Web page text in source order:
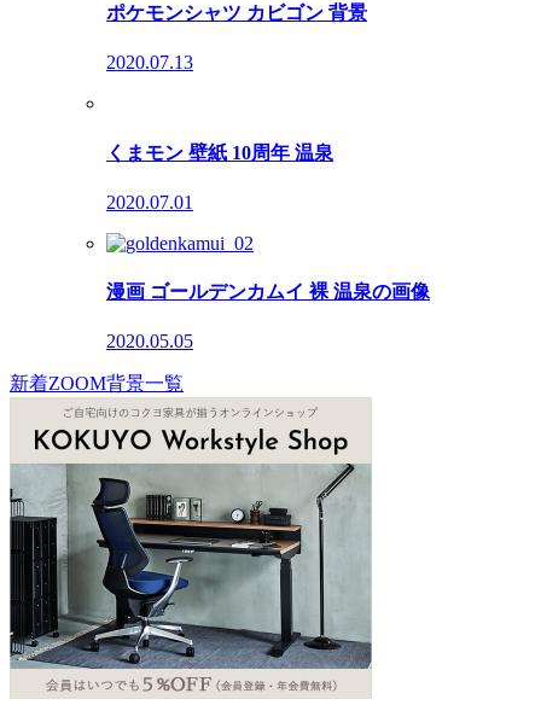
ポケモンシャツ カビゴン 背景
2020.07.13
くまモン 壁紙 10周年 温泉
2020.07.01
漫画 ゴールデンカムイ 裸 温泉の画像
2020.05.05
新着ZOOM背景一覧